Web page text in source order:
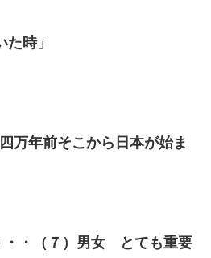
時」
万年前そこから日本が始ま
・・（７）男女 とても重要